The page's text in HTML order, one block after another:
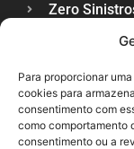
Para proporcionar
cookies para
consentimento com
como comportamento
consentimento ou a
Zero
Veículos
Trânsito
Veja Também